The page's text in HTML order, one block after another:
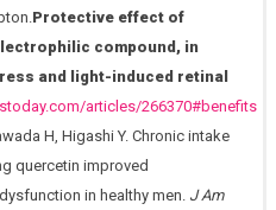
Protective effect of
compound, in
and light-induced retinal
articles/266370#benefits
H, Higashi Y. Chronic intake
quercetin improved
in healthy men. J Am